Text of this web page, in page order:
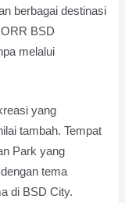
berbagai destinasi
BSD
melalui
yang
tambah. Tempat
Park yang
tema
di BSD City.